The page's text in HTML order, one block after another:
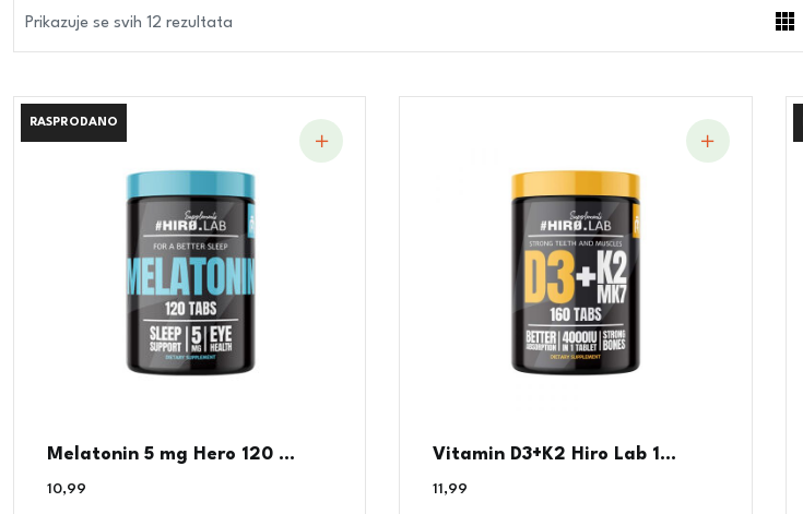
Prikazuje se svih 12 rezultata
RASPRODANO
RASPRODANO
Melatonin 5 mg Hero 120 ...
10,99
Vitamin D3+K2 Hiro Lab 1...
11,99